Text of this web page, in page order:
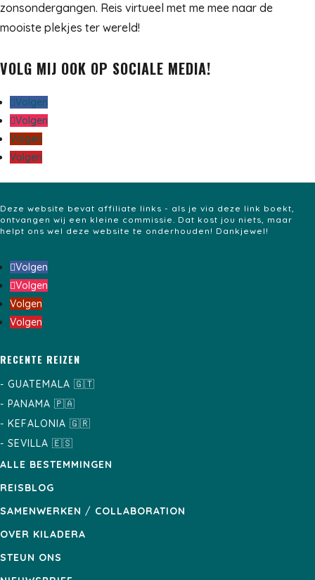
zonsondergangen. Reis virtueel met me mee naar de
mooiste plekjes ter wereld!
VOLG MIJ OOK OP SOCIALE MEDIA!
Volgen
Volgen
Volgen
Volgen
Deze website bevat affiliate links - als je via deze link boekt,
ontvangen wij een kleine commissie. Dat kost jou niets, maar
helpt ons wel deze website te onderhouden! Dankjewel!
Volgen
Volgen
Volgen
Volgen
RECENTE REIZEN
- GUATEMALA 🇬🇹
- PANAMA 🇵🇦
- KEFALONIA 🇬🇷
- SEVILLA 🇪🇸
ALLE BESTEMMINGEN
REISBLOG
SAMENWERKEN / COLLABORATION
OVER KILADERA
STEUN ONS